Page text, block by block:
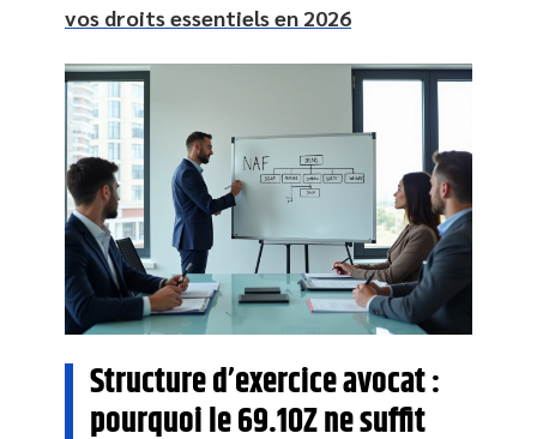
vos droits essentiels en 2026
Structure d’exercice avocat :
pourquoi le 69.10Z ne suffit